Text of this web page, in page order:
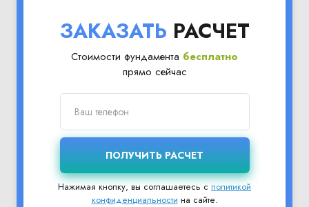
ЗАКАЗАТЬ РАСЧЕТ
Стоимости фундамента бесплатно
прямо сейчас
Нажимая кнопку, вы соглашаетесь сполитикой
конфиденциальности на сайте.